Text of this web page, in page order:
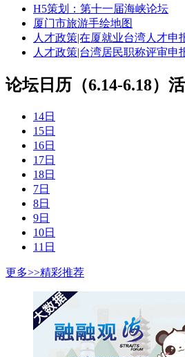
H5策划：第十一届海峡论坛
厦门市旅游手绘地图
人才政策|在厦就业台湾人才申
人才政策|台湾居民职称评审申
论坛日历（6.14-6.18）
14日
15日
16日
17日
18日
7日
8日
9日
10日
11日
更多>>精彩推荐